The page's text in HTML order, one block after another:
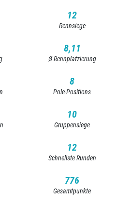
12
Rennsiege
8,11
Ø Rennplatzierung
8
Pole-Positions
10
Gruppensiege
12
Schnellste Runden
776
Gesamtpunkte